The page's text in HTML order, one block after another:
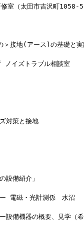
室（太田市吉沢町1058-
接地(アース)の基礎と実
ズトラブル相談室
と接地
設備紹介」
磁・光計測係　水沼
機器の概要、見学（希